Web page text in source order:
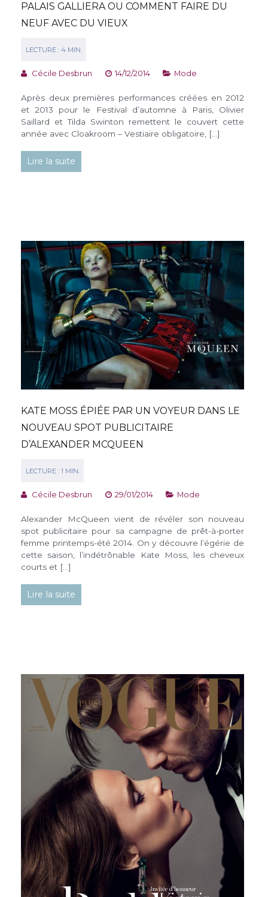
PALAIS GALLIERA OU COMMENT FAIRE DU
NEUF AVEC DU VIEUX
Cécile Desbrun 14/12/2014 Mode
Après deux premières performances créées en 2012
et 2013 pour le Festival d’automne à Paris, Olivier
Saillard et Tilda Swinton remettent le couvert cette
année avec Cloakroom – Vestiaire obligatoire, […]
Lire la suite
KATE MOSS ÉPIÉE PAR UN VOYEUR DANS LE
NOUVEAU SPOT PUBLICITAIRE
D’ALEXANDER MCQUEEN
Cécile Desbrun 29/01/2014 Mode
Alexander McQueen vient de révéler son nouveau
spot publicitaire pour sa campagne de prêt-à-porter
femme printemps-été 2014. On y découvre l’égérie de
cette saison, l’indétrônable Kate Moss, les cheveux
courts et […]
Lire la suite